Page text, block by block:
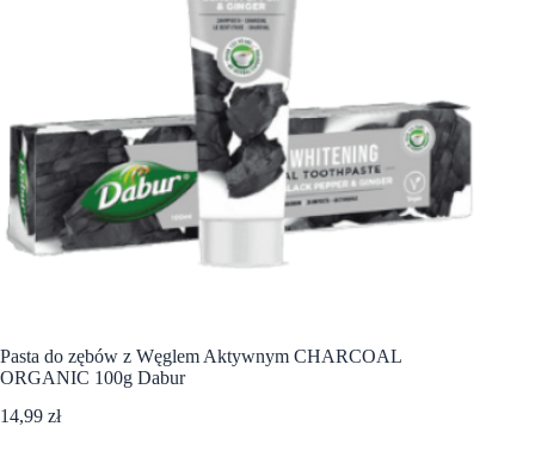
Pasta do zębów z Węglem Aktywnym CHARCOAL
ORGANIC 100g Dabur
14,99 zł